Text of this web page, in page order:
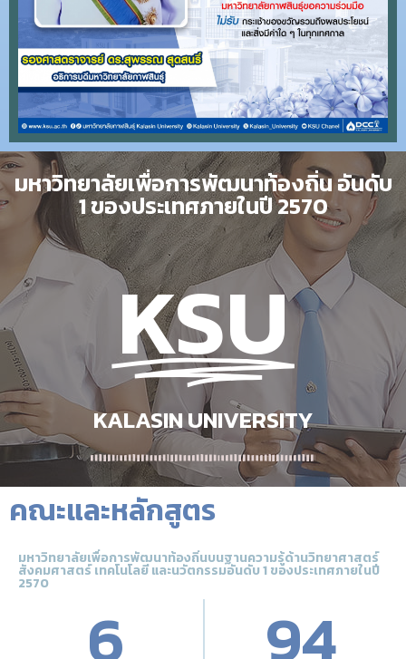
มหาวิทยาลัยเพื่อการพัฒนาท้องถิ่น อันดับ
1 ของประเทศภายในปี 2570
KSU
KALASIN UNIVERSITY
คณะและหลักสูตร
มหาวิทยาลัยเพื่อการพัฒนาท้องถิ่นบนฐานความรู้ด้านวิทยาศาสตร์
สังคมศาสตร์ เทคโนโลยี และนวัตกรรมอันดับ 1 ของประเทศภายในปี
2570
6 94